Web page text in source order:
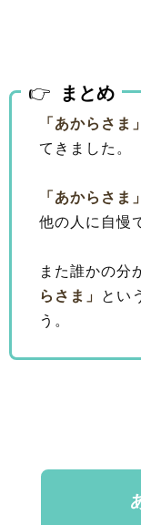
まとめ
「あからさま」
てきました。
「あからさま」
他の人に自慢
また誰かの分
らさま」
とい
う。